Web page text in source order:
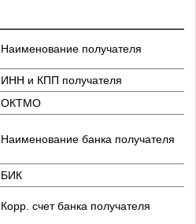
Наименование получателя
ИНН и КПП получателя
ОКТМО
Наименование банка получателя
БИК
Корр. счет банка получателя